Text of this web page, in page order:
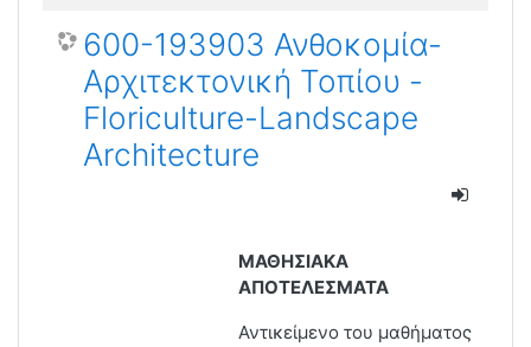
600-193903 Ανθοκομία-
Αρχιτεκτονική Τοπίου -
Floriculture-Landscape
Architecture
ΜΑΘΗΣΙΑΚΑ
ΑΠΟΤΕΛΕΣΜΑΤΑ
Αντικείμενο του μαθήματος